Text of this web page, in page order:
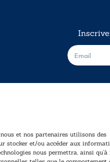
et nos partenaires utilisons des
stocker et/ou accéder aux
nous permettra, ainsi qu’à
E
-
m
i
Paris